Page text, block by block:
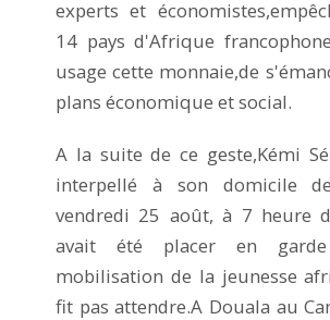
experts et
14 pays d'Afrique
usage cette monnaie,de
plans économique et social.
A la suite de ce geste,Kémi
interpellé à son domicile
vendredi 25 août, à 7 heure
avait été placer en
mobilisation de la jeunesse
fit pas attendre.A Douala au